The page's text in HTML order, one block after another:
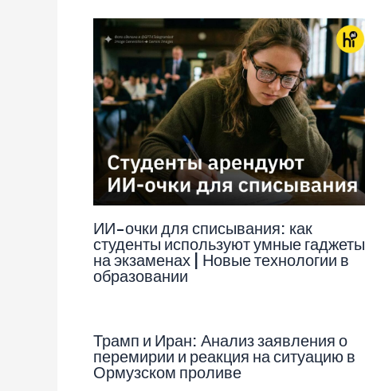
ИИ-очки для списывания: как
студенты используют умные гаджеты
на экзаменах | Новые технологии в
образовании
Трамп и Иран: Анализ заявления о
перемирии и реакция на ситуацию в
Ормузском проливе